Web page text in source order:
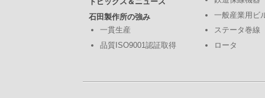
石田製作所の強み
一貫生産
品質ISO9001認証取得
一般産業用ビ
ステータ巻線
ロータ